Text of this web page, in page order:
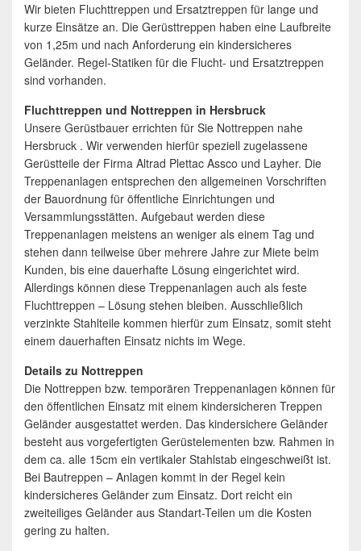
Wir bieten Fluchttreppen und Ersatztreppen für lange und
kurze Einsätze an. Die Gerüsttreppen haben eine Laufbreite
von 1,25m und nach Anforderung ein kindersicheres
Geländer. Regel-Statiken für die Flucht- und Ersatztreppen
sind vorhanden.
Fluchttreppen und Nottreppen in Hersbruck
Unsere Gerüstbauer errichten für Sie Nottreppen nahe
Hersbruck . Wir verwenden hierfür speziell zugelassene
Gerüstteile der Firma Altrad Plettac Assco und Layher. Die
Treppenanlagen entsprechen den allgemeinen Vorschriften
der Bauordnung für öffentliche Einrichtungen und
Versammlungsstätten. Aufgebaut werden diese
Treppenanlagen meistens an weniger als einem Tag und
stehen dann teilweise über mehrere Jahre zur Miete beim
Kunden, bis eine dauerhafte Lösung eingerichtet wird.
Allerdings können diese Treppenanlagen auch als feste
Fluchttreppen – Lösung stehen bleiben. Ausschließlich
verzinkte Stahlteile kommen hierfür zum Einsatz, somit steht
einem dauerhaften Einsatz nichts im Wege.
Details zu Nottreppen
Die Nottreppen bzw. temporären Treppenanlagen können für
den öffentlichen Einsatz mit einem kindersicheren Treppen
Geländer ausgestattet werden. Das kindersichere Geländer
besteht aus vorgefertigten Gerüstelementen bzw. Rahmen in
dem ca. alle 15cm ein vertikaler Stahlstab eingeschweißt ist.
Bei Bautreppen – Anlagen kommt in der Regel kein
kindersicheres Geländer zum Einsatz. Dort reicht ein
zweiteiliges Geländer aus Standart-Teilen um die Kosten
gering zu halten.